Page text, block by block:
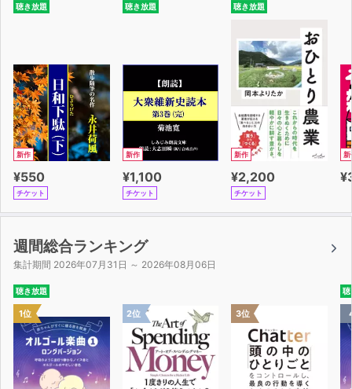
聴き放題
新作
¥550
チケット
聴き放題
新作
¥1,100
チケット
聴き放題
新作
¥2,200
チケット
新
週間総合ランキング
集計期間 2026年07月31日 ～ 2026年08月06日
聴き放題
1位 2位 3位
聴